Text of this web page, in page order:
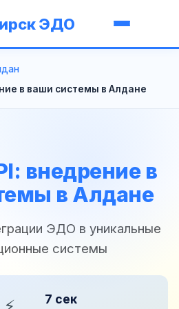
ЭДО
в ваши системы в Алдане
внедрение в
в Алдане
ЭДО в уникальные
системы
7 сек